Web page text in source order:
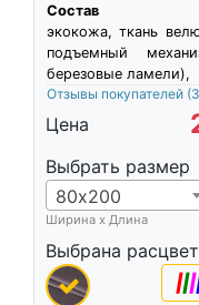
Состав
экокожа, ткань
подъемный
березовые ламели),
Отзывы покупателей
Цена
Выбрать размер
80х200
Ширина х Длина
Выбрана
|||